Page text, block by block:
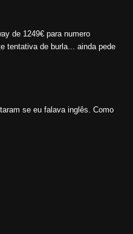
de 1249€ para numero
tentativa de burla... ainda pede
se eu falava inglês. Como